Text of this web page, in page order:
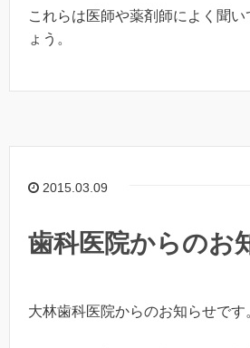
これらは医師や薬剤師によく聞
ょう。
2015.03.09
歯科医院からのお
大林歯科医院からのお知らせです